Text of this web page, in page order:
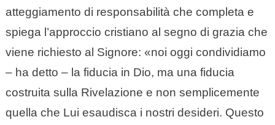
atteggiamento di responsabilità che completa e
spiega l’approccio cristiano al segno di grazia che
viene richiesto al Signore: «noi oggi condividiamo
– ha detto – la fiducia in Dio, ma una fiducia
costruita sulla Rivelazione e non semplicemente
quella che Lui esaudisca i nostri desideri. Questo